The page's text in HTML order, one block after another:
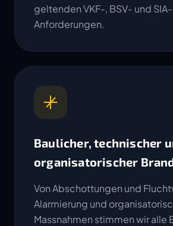
geltenden VKF-, BSV- und SIA-
Anforderungen.
Baulicher, technischer
organisatorischer
Von Abschottungen und
Alarmierung und
Massnahmen stimmen wir alle